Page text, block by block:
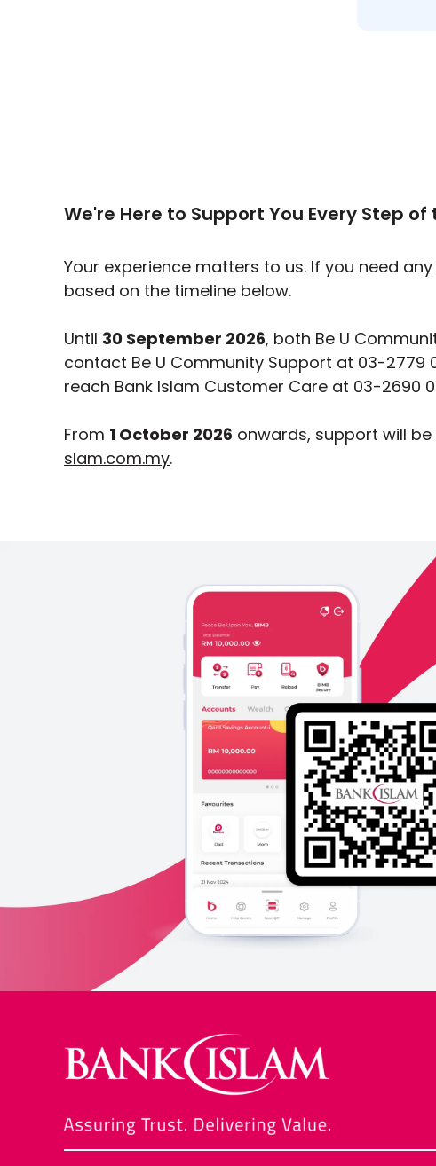
We're Here to Support You Every Step of
Your experience matters to us. If you need
based on the timeline below.
Until 30 September 2026, both Be U
contact Be U Community Support at 03-2779
reach Bank Islam Customer Care at 03-2690
From 1 October 2026 onwards, support will
slam.com.my.